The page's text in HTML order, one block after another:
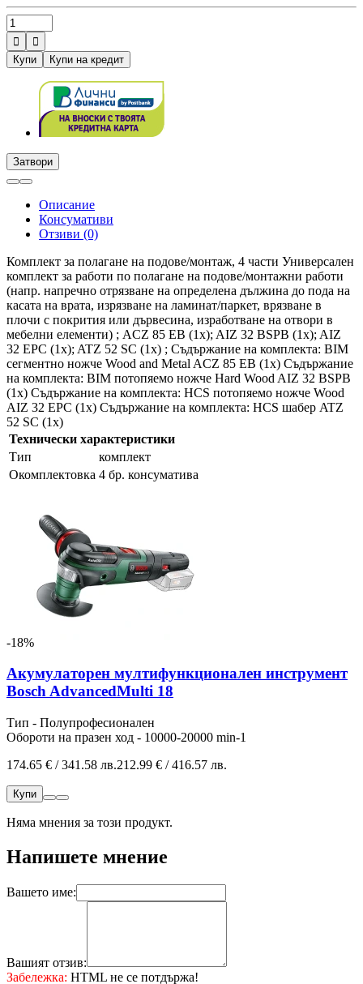


Купи
Купи на кредит
Затвори
Описание
Консумативи
Отзиви (0)
Комплект за полагане на подове/монтаж, 4 части Универсален
комплект за работи по полагане на подове/монтажни работи
(напр. напречно отрязване на определена дължина до пода на
касата на врата, изрязване на ламинат/паркет, врязване в
плочи с покрития или дървесина, изработване на отвори в
мебелни елементи) ; ACZ 85 EB (1x); AIZ 32 BSPB (1x); AIZ
32 EPC (1x); ATZ 52 SC (1x) ; Съдържание на комплекта: BIM
сегментно ножче Wood and Metal ACZ 85 EB (1x) Съдържание
на комплекта: BIM потопяемо ножче Hard Wood AIZ 32 BSPB
(1x) Съдържание на комплекта: HCS потопяемо ножче Wood
AIZ 32 EPC (1x) Съдържание на комплекта: HCS шабер ATZ
52 SC (1x)
Технически характеристики
Тип
комплект
Окомплектовка 4 бр. консуматива
-18%
Акумулаторен мултифункционален инструмент
Bosch AdvancedMulti 18
Тип - Полупрофесионален
Обороти на празен ход - 10000-20000 min-1
174.65 € / 341.58 лв.212.99 € / 416.57 лв.
Купи
Няма мнения за този продукт.
Напишете мнение
Вашето име:
Вашият отзив:
Забележка: HTML не се потдържа!